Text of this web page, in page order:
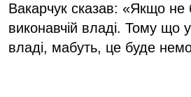
Вакарчук сказав: «Якщо не
виконавчій владі. Тому що
владі, мабуть, це буде